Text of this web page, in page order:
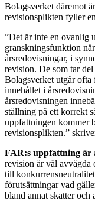
Bolagsverket däremot
revisionsplikten fyller
”Det är inte en ovanlig
granskningsfunktion
årsredovisningar, i
revision. De som tar
Bolagsverket utgår
innehållet i
årsredovisningen
ställning på ett korrekt
uppfattningen kommer
revisionsplikten.”
FAR:s uppfattning är
revision är väl avvägda
till
förutsättningar vad
bland annat skatter och